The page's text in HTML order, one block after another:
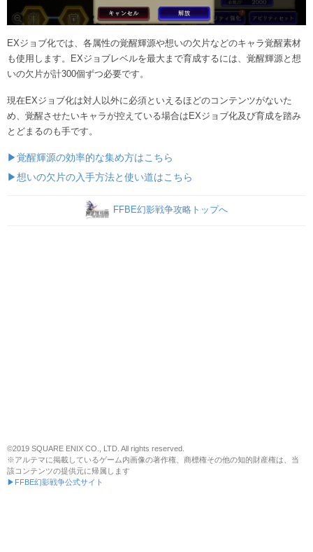
EXジョブ化では、各属性の覚醒輝源や想いの欠片などのキャラ覚醒素材
も使用します。EXジョブレベルを最大まで育成するには、覚醒輝源と想
いの欠片が計300個ずつ必要です。
現在EXジョブ化は対人以外に必須といえるほどのコンテンツがないた
め、覚醒させたいキャラが控えている場合はEXジョブ化及び育成を踏み
とどまるのも手です。
▶覚醒輝源の効率的な集め方はこちら
▶想いの欠片の入手方法と使い道はこちら
FFBE幻影戦争攻略トップへ
©2019 SQUARE ENIX CO., LTD. All rights reserved.
※アルテマに掲載しているゲーム内画像の著作権、商標権その他の知的財産権は、当
該コンテンツの提供元に帰属します
▶FFBE幻影戦争公式サイト